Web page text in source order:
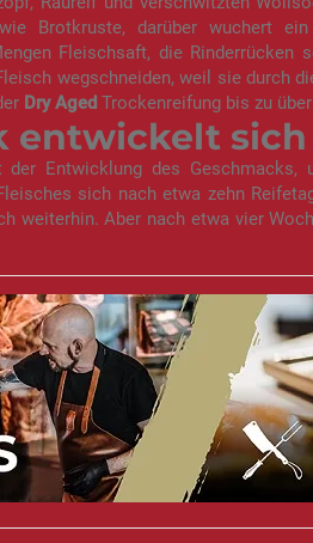
Brotkruste, darüber wuchert
Fleischsaft, die Rinderrücken
wegschneiden, weil sie durch
Dry Aged Trockenreifung bis zu
entwickelt sich
Entwicklung des
sich nach etwa zehn
weiterhin. Aber nach etwa vier